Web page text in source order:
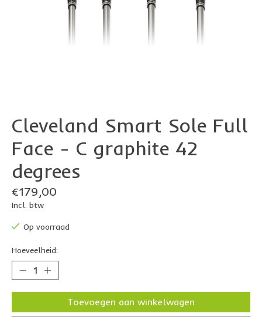
Cleveland Smart Sole Full
Face - C graphite 42
degrees
€179,00
Incl. btw
Op voorraad
Hoeveelheid:
Toevoegen aan winkelwagen